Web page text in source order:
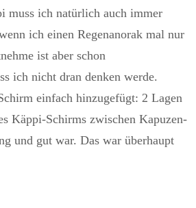
muss ich natürlich auch immer
ich einen Regenanorak mal nur
ist aber schon
ich nicht dran denken werde.
einfach hinzugefügt: 2 Lagen
Käppi-Schirms zwischen Kapuzen-
und gut war. Das war überhaupt